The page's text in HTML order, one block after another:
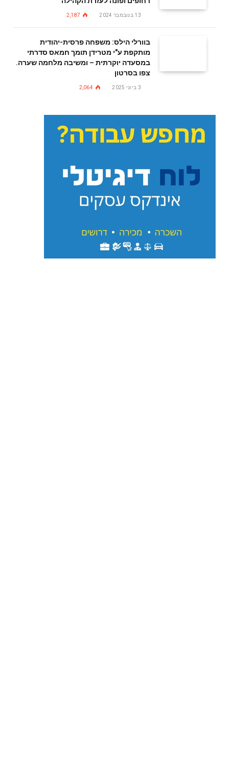
13 בנובמבר 2024 2,187
בוורלי הילס: משפחה פרסית-יהודית
מותקפת ע"י מטרידן תומך חמאס סדרתי
במסעדה יוקרתית – ומשיבה מלחמה שערה.
צפו בסרטון
3 ביוני 2025 2,064